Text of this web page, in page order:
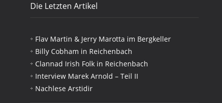
Die Letzten Artikel
Flav Martin & Jerry Marotta im Bergkeller
Billy Cobham in Reichenbach
Clannad Irish Folk in Reichenbach
Interview Marek Arnold – Teil II
Nachlese Arstidir